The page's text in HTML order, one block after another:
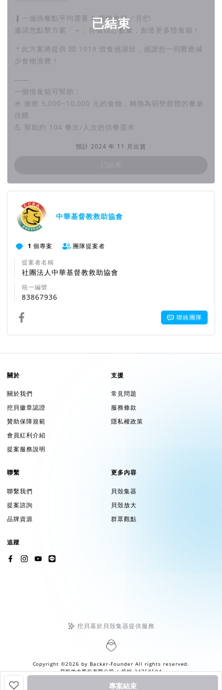
專案結束
中華基督教救助協會
1 個專案
團隊提案者
提案者名稱
社團法人中華基督教救助協會
統一編號
83867936
聯絡團隊
已結束
▎一個供餐點平均需要 8 個惜食箱／月📦
邀請您點擊方案「＋」符號自訂數量，創造更多惜食箱！
＊此方案將提供 💌 1919 惜食感謝狀，感謝您一同響應減
少食物浪費！
——
一個惜食箱可幫助：
🍚 搶救 5,000~10,000 元的食物，轉換為弱勢群體的餐桌
佳餚
💪 幫助約 104 餐次/人次的供餐需求
預計 2024 年 11 月出貨
關於
關於我們
挖貝徽章認證
贊助保障規範
會員紅利介紹
提案服務說明
支援
常見問題
服務條款
隱私權政策
聯繫
聯繫我們
提案諮詢
品牌資源
更多內容
貝殼集器
貝殼放大
群眾觀點
追蹤
挖貝基於貝殼集器提供服務
Copyright ©2026 by Backer-Founder All rights reserved.
貝殼放大股份有限公司| 統編 24758594